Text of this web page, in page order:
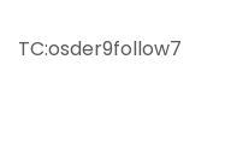
TC:osder9follow7